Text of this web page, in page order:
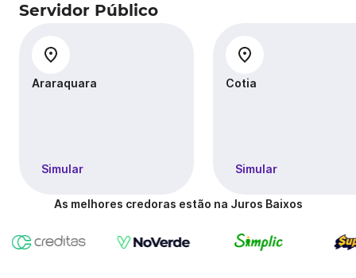
Servidor Público
Araraquara
Simular
Cotia
Simular
As melhores credoras estão na Juros Baixos